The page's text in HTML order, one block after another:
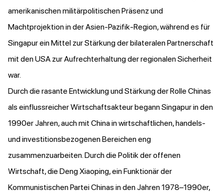
amerikanischen militärpolitischen Präsenz und
Machtprojektion in der Asien-Pazifik-Region, während es für
Singapur ein Mittel zur Stärkung der bilateralen Partnerschaft
mit den USA zur Aufrechterhaltung der regionalen Sicherheit
war.
Durch die rasante Entwicklung und Stärkung der Rolle Chinas
als einflussreicher Wirtschaftsakteur begann Singapur in den
1990er Jahren, auch mit China in wirtschaftlichen, handels-
und investitionsbezogenen Bereichen eng
zusammenzuarbeiten. Durch die Politik der offenen
Wirtschaft, die Deng Xiaoping, ein Funktionär der
Kommunistischen Partei Chinas in den Jahren 1978–1990er,